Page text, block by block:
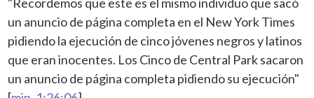
un anuncio de página completa en el New York Times
pidiendo la ejecución de cinco jóvenes negros y latinos
que eran inocentes. Los Cinco de Central Park sacaron
un anuncio de página completa pidiendo su ejecución"